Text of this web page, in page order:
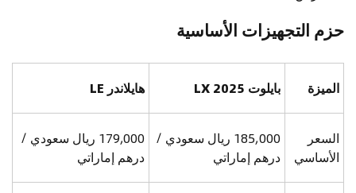
حزم التجهيزات الأساسية
الميزة بايلوت LX 2025 هايلاندر LE
السعر
الأساسي
185,000 ريال سعودي /
درهم إماراتي
179,000 ريال سعودي /
درهم إماراتي